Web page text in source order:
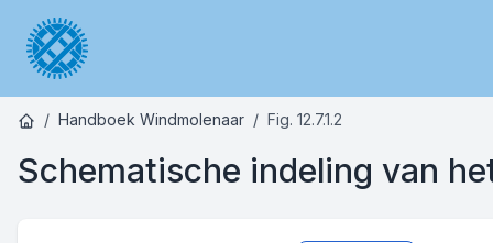
Handboek Windmolenaar Fig. 12.7.1.2
Schematische indeling van